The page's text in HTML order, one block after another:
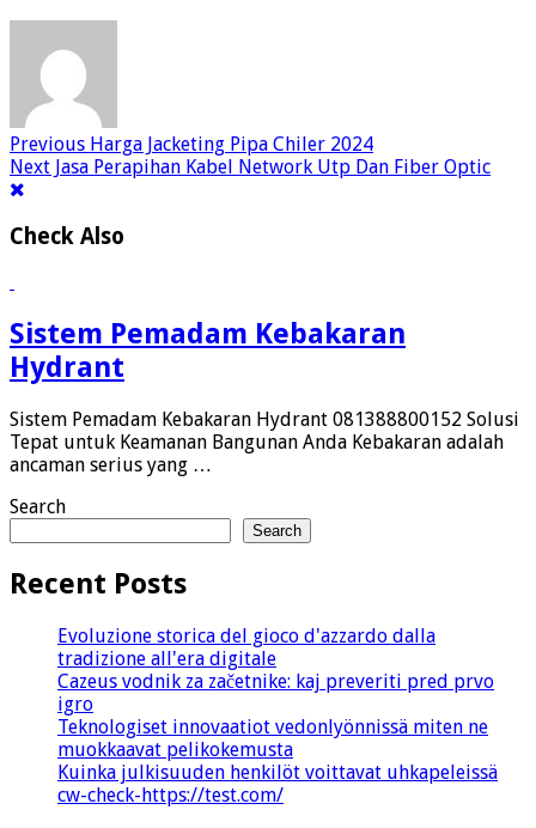
Previous Harga Jacketing Pipa Chiler 2024
Next Jasa Perapihan Kabel Network Utp Dan Fiber Optic
Check Also
Sistem Pemadam Kebakaran
Hydrant
Sistem Pemadam Kebakaran Hydrant 081388800152 Solusi
Tepat untuk Keamanan Bangunan Anda Kebakaran adalah
ancaman serius yang …
Search
Search
Recent Posts
Evoluzione storica del gioco d'azzardo dalla
tradizione all'era digitale
Cazeus vodnik za začetnike: kaj preveriti pred prvo
igro
Teknologiset innovaatiot vedonlyönnissä miten ne
muokkaavat pelikokemusta
Kuinka julkisuuden henkilöt voittavat uhkapeleissä
cw-check-https://test.com/